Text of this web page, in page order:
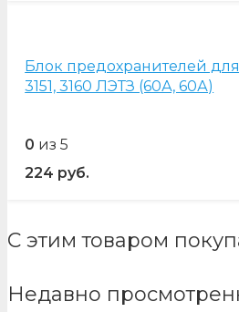
Блок предохранителей
3151, 3160 ЛЭТЗ (60А, 60А)
0 из 5
224 руб.
С этим товаром
Недавно